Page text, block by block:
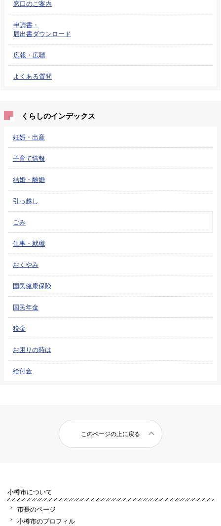
窓口のご案内
申請書・
届出書ダウンロード
広報・広聴
よくある質問
くらしのインデックス
妊娠・出産
子育て情報
結婚・離婚
引っ越し
ごみ
仕事・就職
おくやみ
国民健康保険
国民年金
税金
お困りの時は
給付金
このページの上に戻る
小樽市について
市長のページ
小樽市のプロフィル